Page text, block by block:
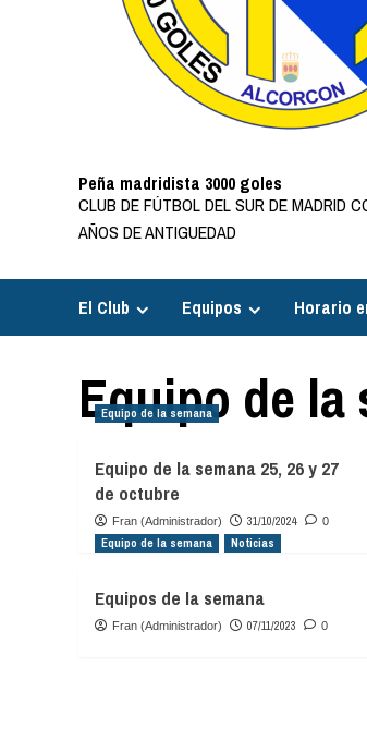
Peña madridista 3000 goles
CLUB DE FÚTBOL DEL SUR DE MADRID
AÑOS DE ANTIGUEDAD
El Club Equipos Horario
Equipo de la
Equipo de la semana
Equipo de la semana 25, 26 y 27
de octubre
Fran (Administrador) 31/10/2024 0
Equipo de la semana Noticias
Equipos de la semana
Fran (Administrador) 07/11/2023 0